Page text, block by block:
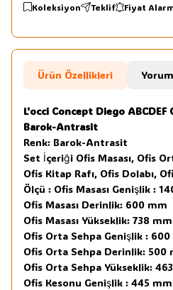
Koleksiyon Teklif Fiyat
Ürün Özellikleri
L'occi Concept Diego ABCDEF
Barok-Antrasit
Renk: Barok-Antrasit
Set İçeriği Ofis Masası, Ofis
Ofis Kitap Rafı, Ofis Dolabı,
Ölçü : Ofis Masası Genişlik :
Ofis Masası Derinlik: 600 mm
Ofis Masası Yükseklik: 738 mm
Ofis Orta Sehpa Genişlik :
Ofis Orta Sehpa Derinlik: 500
Ofis Orta Sehpa Yükseklik:
Ofis Kesonu Genişlik : 445 mm